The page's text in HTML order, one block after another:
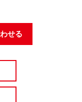
せる